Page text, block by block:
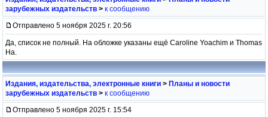
зарубежных издательств > к сообщению
Отправлено 5 ноября 2025 г. 20:56
Да, список не полный. На обложке указаны ещё Caroline Yoachim и Thomas
Ha.
Издания, издательства, электронные книги > Планы и новости
зарубежных издательств > к сообщению
Отправлено 5 ноября 2025 г. 15:54